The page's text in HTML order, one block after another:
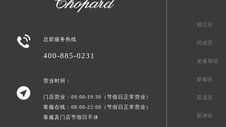
 总部服务热线
400-885-0231

营业时间：
门店营业：09:00-19:30（节假日正常营业）
客服在线：08:00-22:00（节假日正常营业）
客服及门店节假日不休
锦江区
武侯区
龙泉驿区
新都区
双流区
新津区